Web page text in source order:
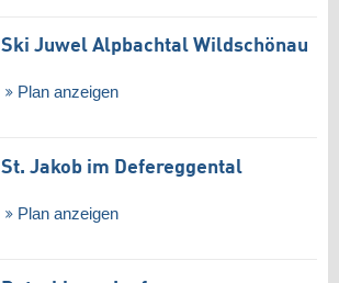
Ski Juwel Alpbachtal Wildschönau
Plan anzeigen
St. Jakob im Defereggental
Plan anzeigen